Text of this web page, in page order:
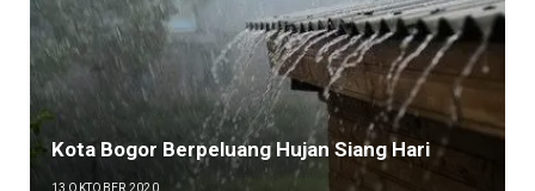
Kota Bogor Berpeluang Hujan Siang Hari